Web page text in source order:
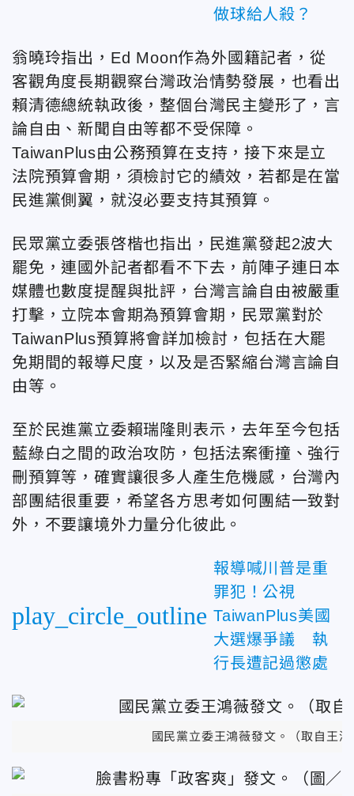
做球給人殺？
翁曉玲指出，Ed Moon作為外國籍記者，從
客觀角度長期觀察台灣政治情勢發展，也看出
賴清德總統執政後，整個台灣民主變形了，言
論自由、新聞自由等都不受保障。
TaiwanPlus由公務預算在支持，接下來是立
法院預算會期，須檢討它的績效，若都是在當
民進黨側翼，就沒必要支持其預算。
民眾黨立委張啓楷也指出，民進黨發起2波大
罷免，連國外記者都看不下去，前陣子連日本
媒體也數度提醒與批評，台灣言論自由被嚴重
打擊，立院本會期為預算會期，民眾黨對於
TaiwanPlus預算將會詳加檢討，包括在大罷
免期間的報導尺度，以及是否緊縮台灣言論自
由等。
至於民進黨立委賴瑞隆則表示，去年至今包括
藍綠白之間的政治攻防，包括法案衝撞、強行
刪預算等，確實讓很多人產生危機感，台灣內
部團結很重要，希望各方思考如何團結一致對
外，不要讓境外力量分化彼此。
play_circle_outline
報導喊川普是重
罪犯！公視
TaiwanPlus美國
大選爆爭議 執
行長遭記過懲處
國民黨立委王鴻薇發文。（取自王